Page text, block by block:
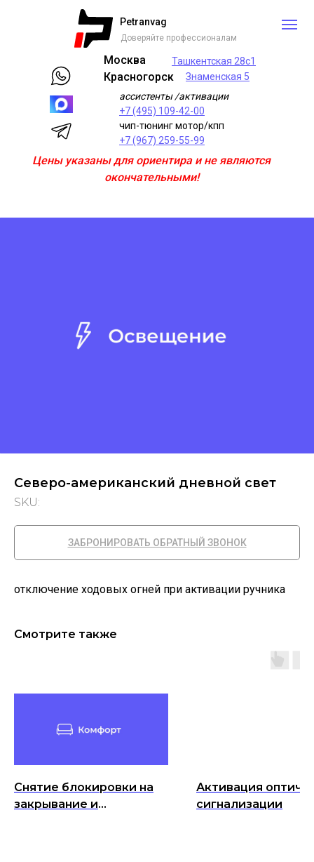
Ташкентская 28с1
Знаменская 5
ассистенты /активации
+7 (495) 109-42-00
чип-тюнинг мотор/кпп
+7 (967) 259-55-99
Москва
Красногорск
Petranvag
Доверяйте профессионалам
Цены указаны для ориентира и не являются
окончательными!
Северо-американский дневной свет
SKU:
ЗАБРОНИРОВАТЬ ОБРАТНЫЙ ЗВОНОК
отключение ходовых огней при активации ручника
Смотрите также
Снятие блокировки на
закрывание и
Активация
сигнализации